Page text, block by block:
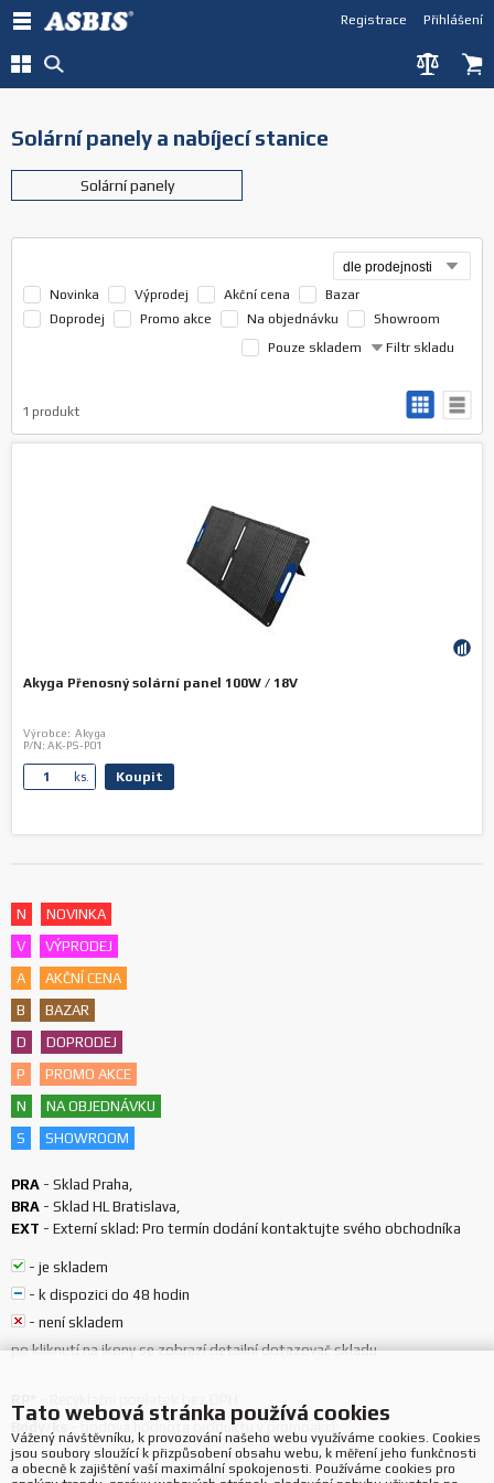
Přihlášení
Registrace
Solární panely a nabíjecí stanice
Solární panely
Novinka Výprodej Akční cena
Bazar
Doprodej
Promo akce Na objednávku
Showroom
Filtr skladu
Pouze skladem
1 produkt
Akyga Přenosný solární panel 100W / 18V
Výrobce: Akyga
P/N: AK-PS-P01
ks. Koupit
N
NOVINKA
V
VÝPRODEJ
A
AKČNÍ CENA
B
BAZAR
D
DOPRODEJ
P
PROMO AKCE
N
NA OBJEDNÁVKU
S
SHOWROOM
PRA - Sklad Praha,
BRA - Sklad HL Bratislava,
EXT - Externí sklad: Pro termín dodání kontaktujte svého obchodníka
- je skladem
- k dispozici do 48 hodin
- není skladem
po kliknutí na ikony se zobrazí detailní dotazovač skladu
bodová hodnota produktu v promoakci;
-sestava - sloučení komponent ve virtuální produkt,
Tato webová stránka používá cookies
Vážený návštěvníku, k provozování našeho webu využíváme cookies. Cookies
jsou soubory sloužící k přizpůsobení obsahu webu, k měření jeho funkčnosti
a obecně k zajištění vaší maximální spokojenosti. Používáme cookies pro